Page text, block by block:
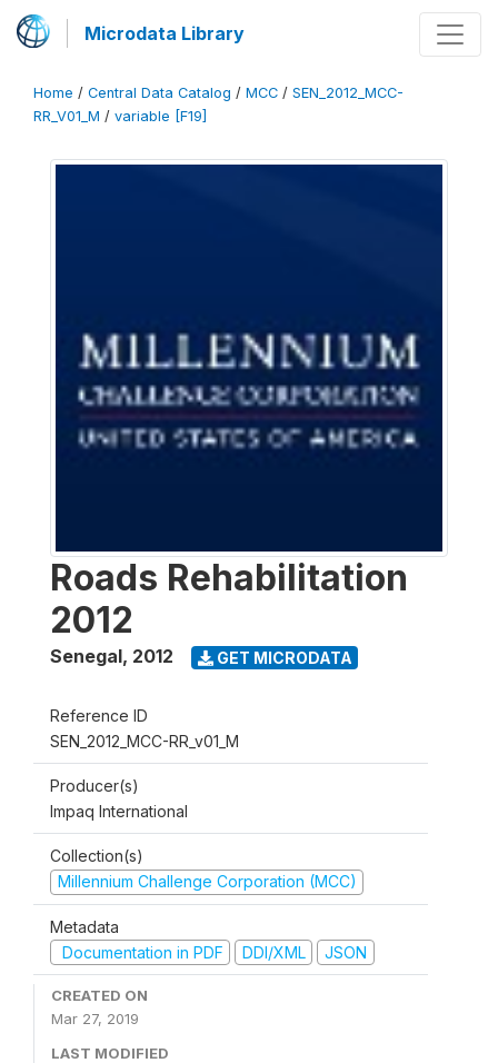
Microdata Library
Home / Central Data Catalog / MCC / SEN_2012_MCC-
RR_V01_M / variable [F19]
Roads Rehabilitation
2012
Senegal, 2012 GET MICRODATA
Reference ID
SEN_2012_MCC-RR_v01_M
Producer(s)
Impaq International
Collection(s)
Millennium Challenge Corporation (MCC)
Metadata
Documentation in PDF
DDI/XML JSON
CREATED ON
Mar 27, 2019
LAST MODIFIED